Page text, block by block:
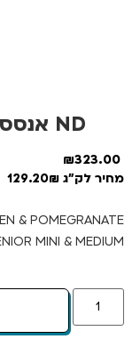
ND אנסס עוף רימון סניור 12 ק”ג
323.00
₪
מחיר לק"ג 129.20₪
& POMEGRANATE
MINI & MEDIUM.